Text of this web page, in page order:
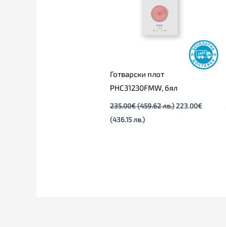
Готварски плот
PHC31230FMW, бял
235.00€(459.62 лв.)223.00€
(436.15 лв.)